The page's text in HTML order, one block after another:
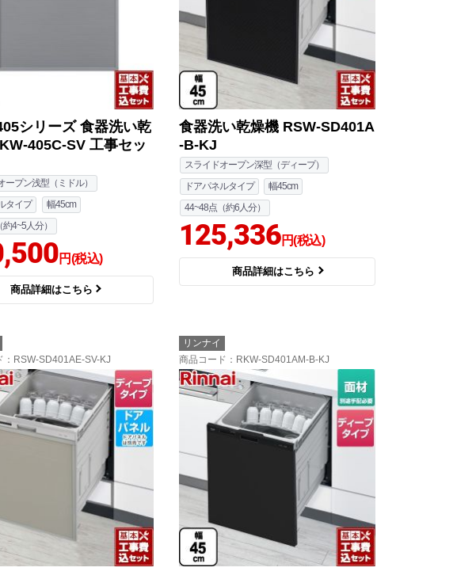
シリーズ 食器洗い乾
405C-SV 工事セッ
ープン浅型（ミドル）
タイプ
幅45cm
4~5人分）
円(税込)
商品詳細はこちら
食器洗い乾燥機 RSW-SD401A
-B-KJ
スライドオープン深型（ディープ）
ドアパネルタイプ
幅45cm
44~48点（約6人分）
125,336円(税込)
商品詳細はこちら
：RSW-SD401AE-SV-KJ
リンナイ
商品コード ：RKW-SD401AM-B-KJ